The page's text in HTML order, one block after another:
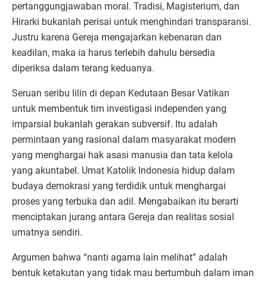
pertanggungjawaban moral. Tradisi, Magisterium, dan
Hirarki bukanlah perisai untuk menghindari transparansi.
Justru karena Gereja mengajarkan kebenaran dan
keadilan, maka ia harus terlebih dahulu bersedia
diperiksa dalam terang keduanya.
Seruan seribu lilin di depan Kedutaan Besar Vatikan
untuk membentuk tim investigasi independen yang
imparsial bukanlah gerakan subversif. Itu adalah
permintaan yang rasional dalam masyarakat modern
yang menghargai hak asasi manusia dan tata kelola
yang akuntabel. Umat Katolik Indonesia hidup dalam
budaya demokrasi yang terdidik untuk menghargai
proses yang terbuka dan adil. Mengabaikan itu berarti
menciptakan jurang antara Gereja dan realitas sosial
umatnya sendiri.
Argumen bahwa “nanti agama lain melihat” adalah
bentuk ketakutan yang tidak mau bertumbuh dalam iman